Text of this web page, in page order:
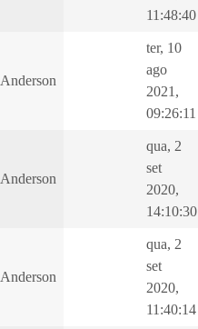
11:48:40
Anderson
ter, 10
ago
2021,
09:26:11
Anderson
qua, 2
set
2020,
14:10:30
Anderson
qua, 2
set
2020,
11:40:14